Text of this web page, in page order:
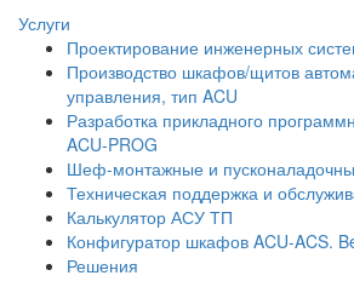
Услуги
Проектирование инженерных
Производство шкафов/щитов
управления, тип ACU
Разработка прикладного
ACU-PROG
Шеф-монтажные и
Техническая поддержка и
Калькулятор АСУ ТП
Конфигуратор шкафов ACU-ACS.
Решения